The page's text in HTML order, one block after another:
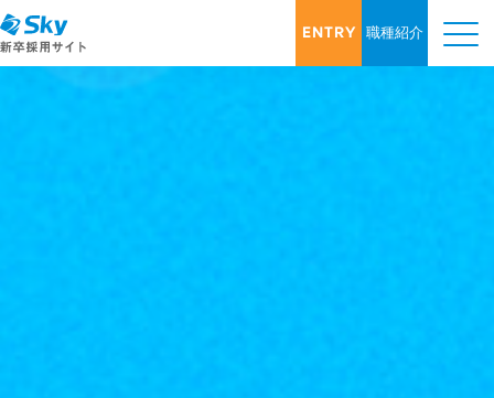
ENTRY 職種紹介